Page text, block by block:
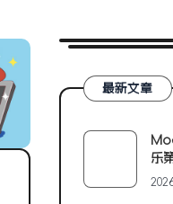
最新文章
乐